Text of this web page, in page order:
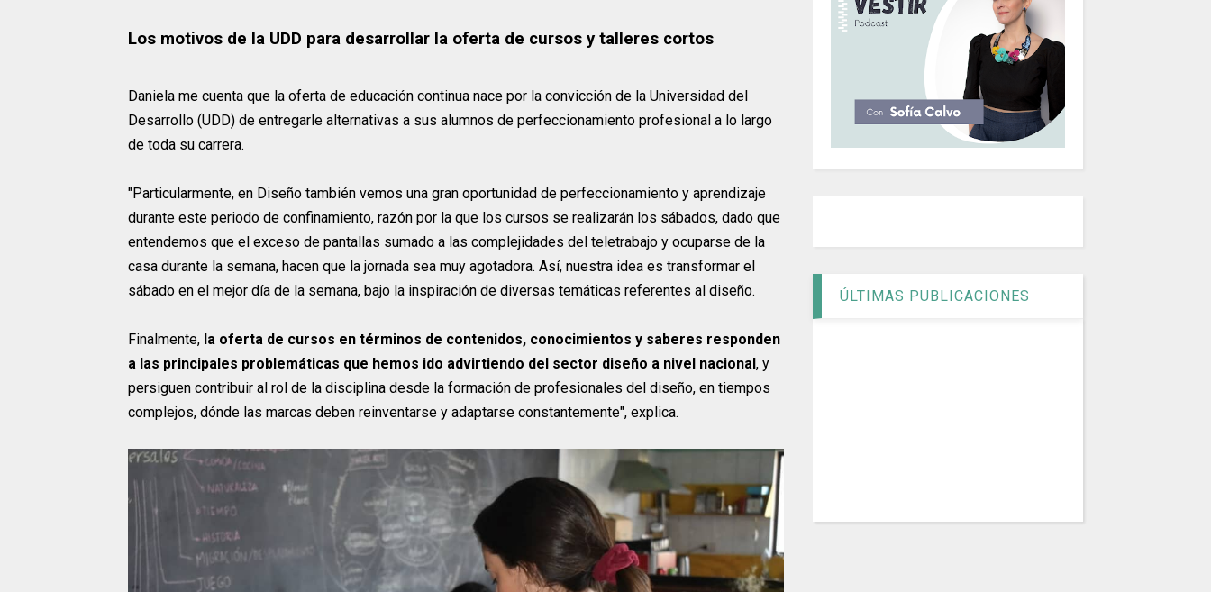
Los motivos de la UDD para desarrollar la oferta de cursos y talleres cortos
Daniela me cuenta que la oferta de educación continua nace por la convicción de la Universidad del
Desarrollo (UDD) de entregarle alternativas a sus alumnos de perfeccionamiento profesional a lo largo
de toda su carrera.
"Particularmente, en Diseño también vemos una gran oportunidad de perfeccionamiento y aprendizaje
durante este periodo de confinamiento, razón por la que los cursos se realizarán los sábados, dado que
entendemos que el exceso de pantallas sumado a las complejidades del teletrabajo y ocuparse de la
casa durante la semana, hacen que la jornada sea muy agotadora. Así, nuestra idea es transformar el
sábado en el mejor día de la semana, bajo la inspiración de diversas temáticas referentes al diseño.
Finalmente, la oferta de cursos en términos de contenidos, conocimientos y saberes responden
a las principales problemáticas que hemos ido advirtiendo del sector diseño a nivel nacional , y
persiguen contribuir al rol de la disciplina desde la formación de profesionales del diseño, en tiempos
complejos, dónde las marcas deben reinventarse y adaptarse constantemente", explica.
ÚLTIMAS PUBLICACIONES